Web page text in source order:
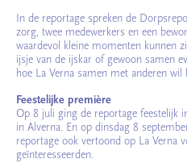
In de reportage spreken de
zorg, twee medewerkers en een
waardevol kleine momenten kunnen
ijsje van de ijskar of gewoon samen
hoe La Verna samen met anderen
Feestelijke première
Op 8 juli ging de reportage feestelijk
in Alverna. En op dinsdag 8
reportage ook vertoond op La Verna
geïnteresseerden.